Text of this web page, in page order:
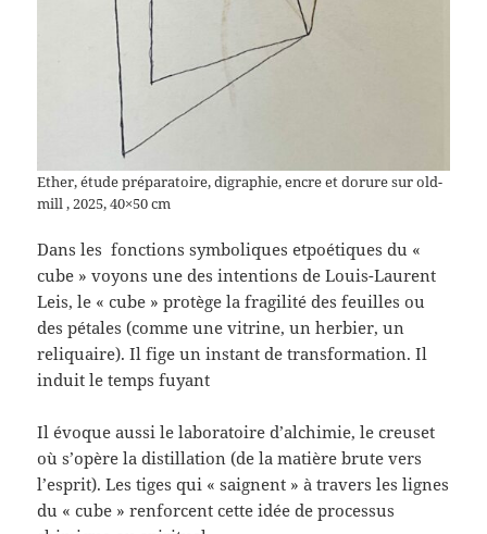
Ether, étude préparatoire, digraphie, encre et dorure sur old-
mill , 2025, 40×50 cm
Dans les fonctions symboliques etpoétiques du «
cube » voyons une des intentions de Louis-Laurent
Leis, le « cube » protège la fragilité des feuilles ou
des pétales (comme une vitrine, un herbier, un
reliquaire). Il fige un instant de transformation. Il
induit le temps fuyant
Il évoque aussi le laboratoire d’alchimie, le creuset
où s’opère la distillation (de la matière brute vers
l’esprit). Les tiges qui « saignent » à travers les lignes
du « cube » renforcent cette idée de processus